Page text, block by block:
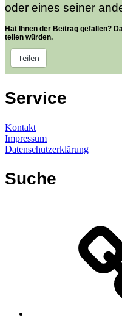
oder eines seiner
Hat Ihnen der Beitrag gefallen?
teilen würden.
Teilen
Service
Kontakt
Impressum
Datenschutzerklärung
Suche